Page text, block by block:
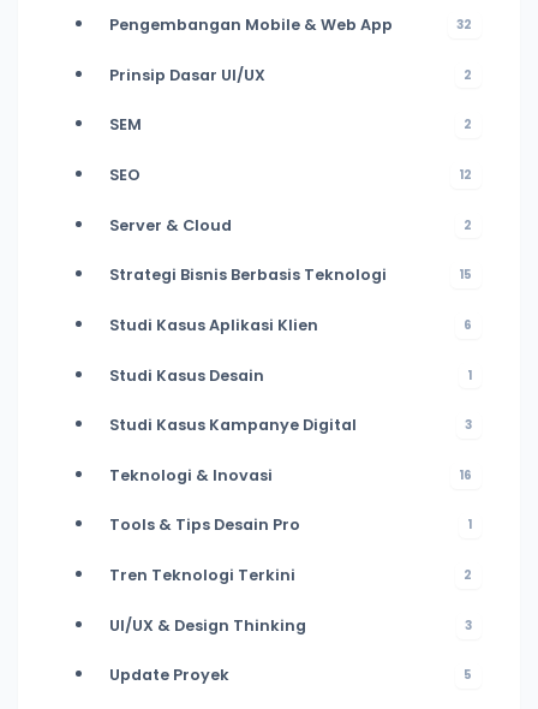
Pengembangan Mobile & Web App 32
Prinsip Dasar UI/UX 2
SEM 2
SEO 12
Server & Cloud 2
Strategi Bisnis Berbasis Teknologi 15
Studi Kasus Aplikasi Klien 6
Studi Kasus Desain 1
Studi Kasus Kampanye Digital 3
Teknologi & Inovasi 16
Tools & Tips Desain Pro 1
Tren Teknologi Terkini 2
UI/UX & Design Thinking 3
Update Proyek 5